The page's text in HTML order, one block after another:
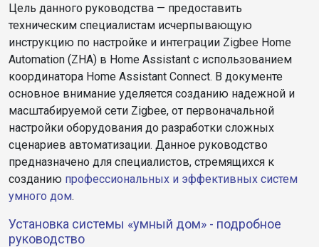
Цель данного руководства — предоставить
техническим специалистам исчерпывающую
инструкцию по настройке и интеграции Zigbee Home
Automation (ZHA) в Home Assistant с использованием
координатора Home Assistant Connect. В документе
основное внимание уделяется созданию надежной и
масштабируемой сети Zigbee, от первоначальной
настройки оборудования до разработки сложных
сценариев автоматизации. Данное руководство
предназначено для специалистов, стремящихся к
созданию профессиональных и эффективных систем
умного дом.
Установка системы «умный дом» - подробное
руководство